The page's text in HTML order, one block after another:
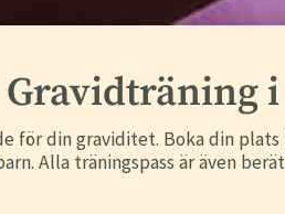
Gravidträning
för din graviditet. Boka din
Alla träningspass är även